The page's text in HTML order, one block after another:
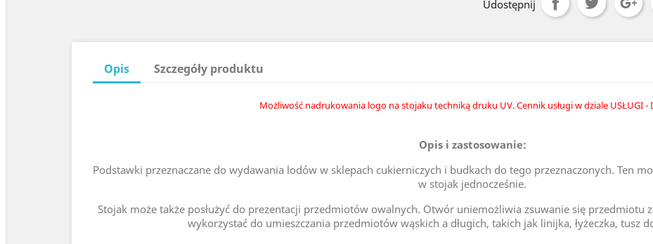
Udostępnij
Opis Szczegóły produktu
Możliwość nadrukowania logo na stojaku techniką druku UV. Cennik usługi w dziale USŁUGI -
Opis i zastosowanie:
Podstawki przeznaczane do wydawania lodów w sklepach cukierniczych i budkach do tego przeznaczonych. Ten
w stojak jednocześnie.
Stojak może także posłużyć do prezentacji przedmiotów owalnych. Otwór uniemożliwia zsuwanie się przedmiotu
wykorzystać do umieszczania przedmiotów wąskich a długich, takich jak linijka, łyżeczka, tusz